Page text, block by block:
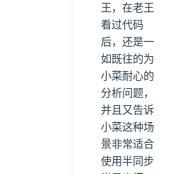
王，在老王
看过代码
后，还是一
如既往的为
小菜耐心的
分析问题，
并且又告诉
小菜这种场
景非常适合
使用半同步